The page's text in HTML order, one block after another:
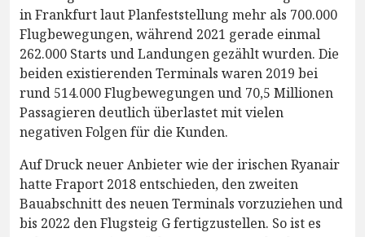
in Frankfurt laut Planfeststellung mehr als 700.000
Flugbewegungen, während 2021 gerade einmal
262.000 Starts und Landungen gezählt wurden. Die
beiden existierenden Terminals waren 2019 bei
rund 514.000 Flugbewegungen und 70,5 Millionen
Passagieren deutlich überlastet mit vielen
negativen Folgen für die Kunden.
Auf Druck neuer Anbieter wie der irischen Ryanair
hatte Fraport 2018 entschieden, den zweiten
Bauabschnitt des neuen Terminals vorzuziehen und
bis 2022 den Flugsteig G fertigzustellen. So ist es